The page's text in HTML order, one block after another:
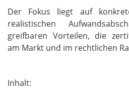
Der Fokus liegt auf
realistischen
greifbaren Vorteilen, die
am Markt und im rechtlichen
Inhalt: